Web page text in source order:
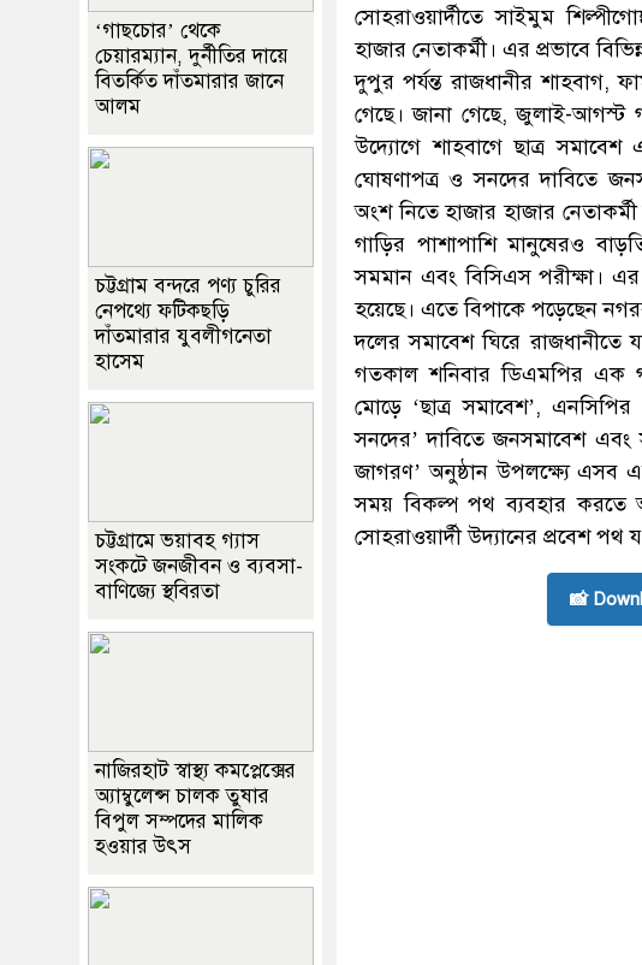
সোহরাওয়ার্দীতে সাইমুম
হাজার নেতাকর্মী। এর প্রভাবে
দুপুর পর্যন্ত রাজধানীর শাহবাগ,
গেছে। জানা গেছে, জুলাই-আগস্ট
উদ্যোগে শাহবাগে ছাত্র
ঘোষণাপত্র ও সনদের দাবিতে
অংশ নিতে হাজার হাজার
গাড়ির পাশাপাশি মানুষেরও
সমমান এবং বিসিএস পরীক্ষা। এর
হয়েছে। এতে বিপাকে পড়েছেন
দলের সমাবেশ ঘিরে রাজধানীতে
গতকাল শনিবার ডিএমপির এক
মোড়ে ‘ছাত্র সমাবেশ’,
সনদের’ দাবিতে জনসমাবেশ এবং
জাগরণ’ অনুষ্ঠান উপলক্ষ্যে এসব
সময় বিকল্প পথ ব্যবহার করতে
সোহরাওয়ার্দী উদ্যানের প্রবেশ
📸
‘গাছচোর’ থেকে
চেয়ারম্যান, দুর্নীতির দায়ে
বিতর্কিত দাঁতমারার জানে
আলম
চট্টগ্রাম বন্দরে পণ্য চুরির
নেপথ্যে ফটিকছড়ি
দাঁতমারার যুবলীগনেতা
হাসেম
চট্টগ্রামে ভয়াবহ গ্যাস
সংকটে জনজীবন ও ব্যবসা-
বাণিজ্যে স্থবিরতা
নাজিরহাট স্বাস্থ্য কমপ্লেক্সের
অ্যাম্বুলেন্স চালক তুষার
বিপুল সম্পদের মালিক
হওয়ার উৎস